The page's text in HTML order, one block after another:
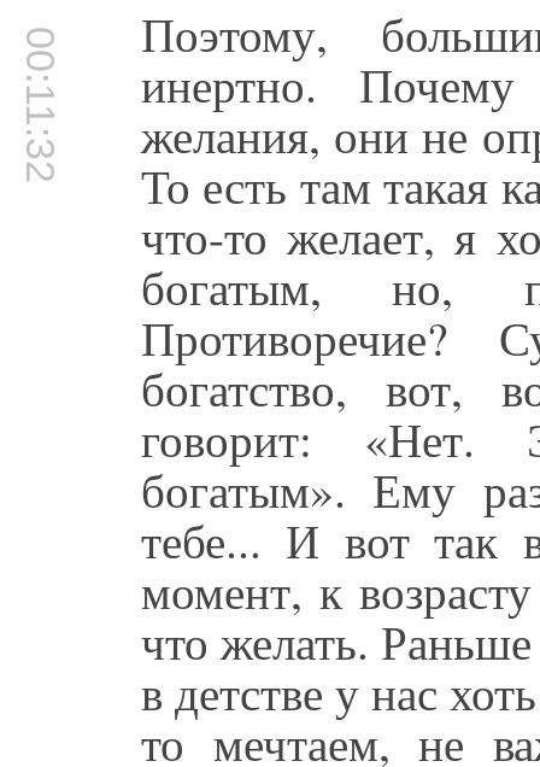
00:11:32 Поэтому,
инертно.
желания, они не
То есть там такая
что-то желает, я
богатым, но,
Противоречие?
богатство, вот,
говорит:
богатым». Ему
тебе... И вот так
момент, к
что желать.
в детстве у нас
то мечтаем, не